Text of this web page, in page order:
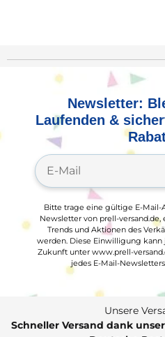
Newsletter:
Laufenden &
Bitte trage eine gültige E-Mail-
Newsletter von prell-
Trends und Aktionen des
werden. Diese Einwilligung
Zukunft unter www.prell-
jedes E-Mail-
Unsere
Schneller Versand dank